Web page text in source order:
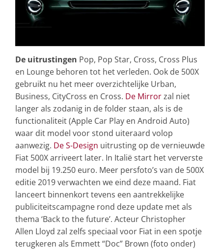
De uitrustingen Pop, Pop Star, Cross, Cross Plus
en Lounge behoren tot het verleden. Ook de 500X
gebruikt nu het meer overzichtelijke Urban,
Business, CityCross en Cross. De Mirrorzal niet
langer als zodanig in de folder staan, als is de
functionaliteit (Apple Car Play en Android Auto)
waar dit model voor stond uiteraard volop
aanwezig. De S-Design uitrusting op de vernieuwde
Fiat 500X arriveert later. In Italië start het ververste
model bij 19.250 euro. Meer persfoto’s van de 500X
editie 2019 verwachten we eind deze maand. Fiat
lanceert binnenkort tevens een aantrekkelijke
publiciteitscampagne rond deze update met als
thema ‘Back to the future’. Acteur Christopher
Allen Lloyd zal zelfs speciaal voor Fiat in een spotje
terugkeren als Emmett “Doc” Brown (foto onder)